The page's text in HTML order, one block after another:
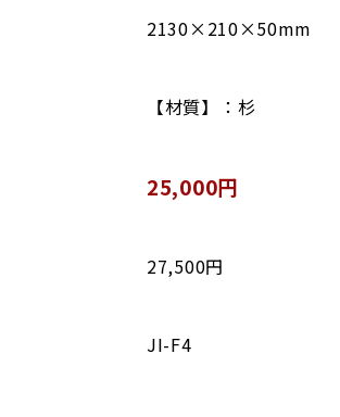
2130×210×50mm
【材質】：杉
25,000円
27,500円
JI-F4